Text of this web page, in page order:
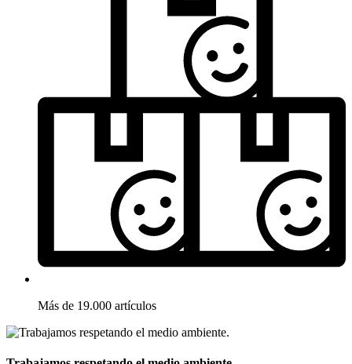
Más de 19.000 artículos